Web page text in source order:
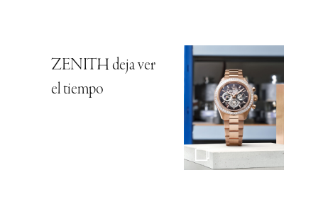
ZENITH deja ver
el tiempo